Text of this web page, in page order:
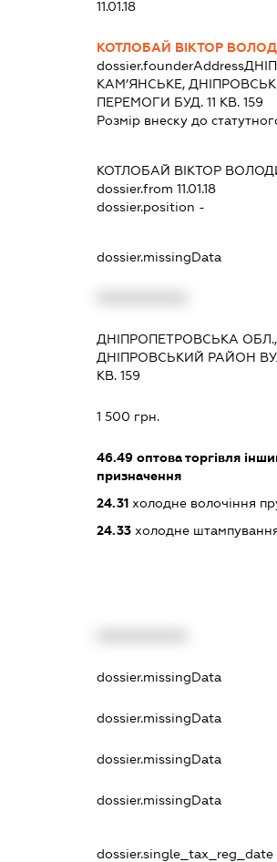
11.01.18
КОТЛОБАЙ ВІКТОР
dossier.founderAddress
КАМ’ЯНСЬКЕ,
ПЕРЕМОГИ БУД. 11 КВ. 159
Розмір внеску до
КОТЛОБАЙ ВІКТОР
dossier.from 11.01.18
dossier.position -
dossier.missingData
ДНІПРОПЕТРОВСЬКА
ДНІПРОВСЬКИЙ РАЙОН
КВ. 159
1 500 грн.
46.49оптова торгівля
призначення
24.31холодне волочіння
24.33холодне штампування
dossier.missingData
dossier.missingData
dossier.missingData
dossier.missingData
dossier.single_tax_reg_date -